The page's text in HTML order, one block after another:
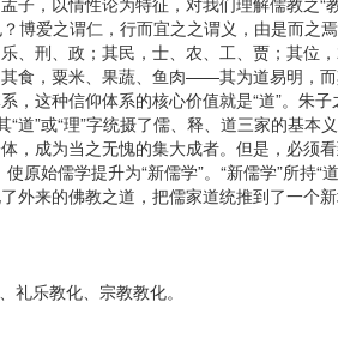
博爱之谓仁，行而宜之之谓义，由是而之
、刑、政；其民，士、农、工、贾；其位
食，粟米、果蔬、鱼肉——其为道易明，而
，这种信仰体系的核心价值就是“道”。朱
道”或“理”字统摄了儒、释、道三家的基本
，成为当之无愧的集大成者。但是，必须
原始儒学提升为“新儒学”。“新儒学”所持“
外来的佛教之道，把儒家道统推到了一个
礼乐教化、宗教教化。